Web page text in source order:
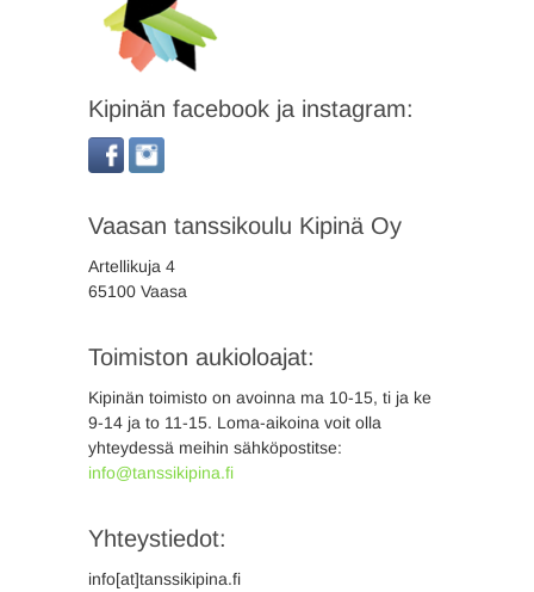
Kipinän facebook ja instagram:
Vaasan tanssikoulu Kipinä Oy
Artellikuja 4
65100 Vaasa
Toimiston aukioloajat:
Kipinän toimisto on avoinna ma 10-15, ti ja ke
9-14 ja to 11-15. Loma-aikoina voit olla
yhteydessä meihin sähköpostitse:
info@tanssikipina.fi
Yhteystiedot:
info[at]tanssikipina.fi